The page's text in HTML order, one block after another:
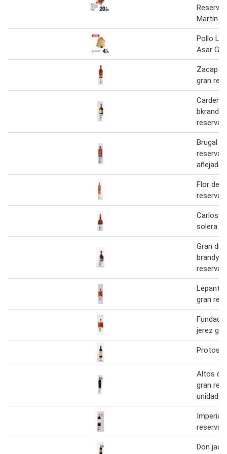
Reserva
Martín
Pollo
Asar
Zacap
gran
bkrandy
reserva
Brugal
reserva
añejado
Flor de
reserva
Carlos i
solera
Gran
brandy
reserva
Lepanto
gran
jerez
Protos
Altos de
gran
unidad
Imperial
reserva
Don